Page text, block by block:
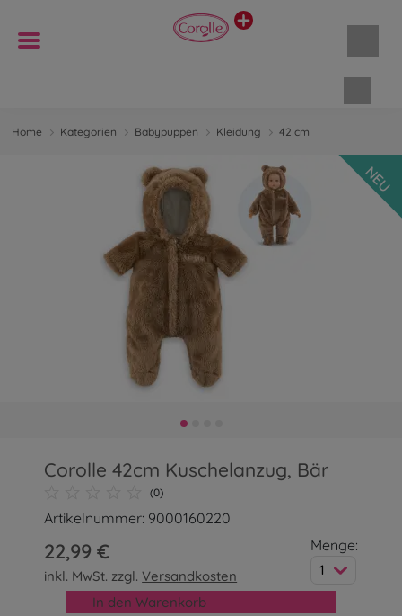
Home Kategorien Babypuppen Kleidung 42 cm
NEU
Corolle 42cm Kuschelanzug, Bär
(0)
Artikelnummer: 9000160220
22,99 €
inkl. MwSt. zzgl.Versandkosten
Menge:
1
In den Warenkorb